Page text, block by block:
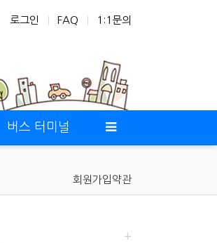
로그인 FAQ 1:1문의
버스 터미널
회원가입약관